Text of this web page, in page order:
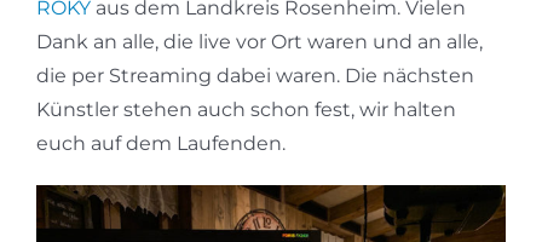
ROKY aus dem Landkreis Rosenheim. Vielen
Dank an alle, die live vor Ort waren und an alle,
die per Streaming dabei waren. Die nächsten
Künstler stehen auch schon fest, wir halten
euch auf dem Laufenden.